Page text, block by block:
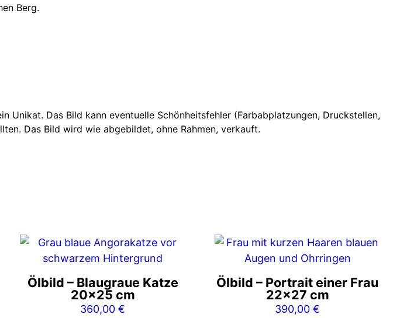
Berg.
Unikat. Das Bild kann eventuelle Schönheitsfehler (Farbabplatzungen, Druckstellen,
Das Bild wird wie abgebildet, ohne Rahmen, verkauft.
Ölbild – Blaugraue Katze
20×25 cm
360,00€
Ölbild – Portrait einer Frau
22×27 cm
390,00€